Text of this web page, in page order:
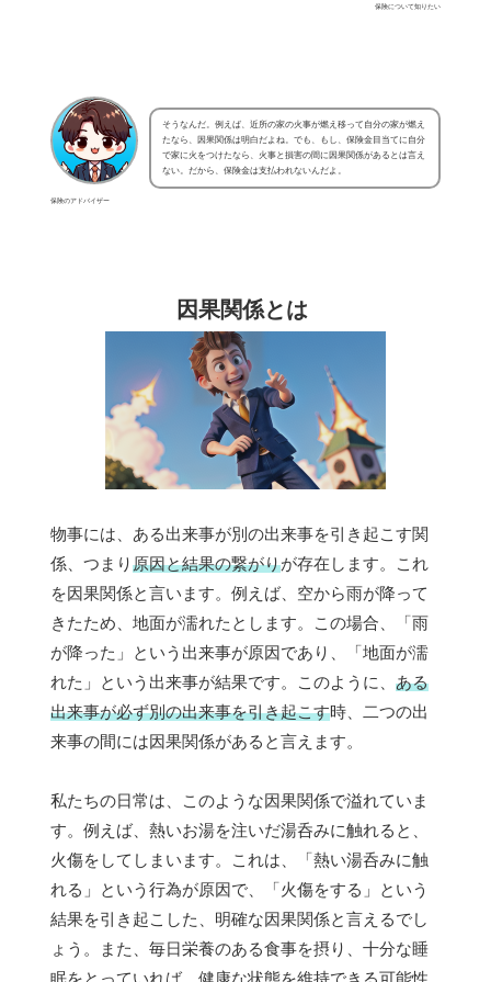
保険について知りたい
保険のアドバイザー
そうなんだ。例えば、近所の家の火事が燃え移って自分の家が燃え
たなら、因果関係は明白だよね。でも、もし、保険金目当てに自分
で家に火をつけたなら、火事と損害の間に因果関係があるとは言え
ない。だから、保険金は支払われないんだよ。
因果関係とは
物事には、ある出来事が別の出来事を引き起こす関
係、つまり原因と結果の繋がりが存在します。これ
を因果関係と言います。例えば、空から雨が降って
きたため、地面が濡れたとします。この場合、「雨
が降った」という出来事が原因であり、「地面が濡
れた」という出来事が結果です。このように、 ある
出来事が必ず別の出来事を引き起こす時、二つの出
来事の間には因果関係があると言えます。
私たちの日常は、このような因果関係で溢れていま
す。例えば、熱いお湯を注いだ湯呑みに触れると、
火傷をしてしまいます。これは、「熱い湯呑みに触
れる」という行為が原因で、「火傷をする」という
結果を引き起こした、明確な因果関係と言えるでし
ょう。また、毎日栄養のある食事を摂り、十分な睡
眠をとっていれば、健康な状態を維持できる可能性